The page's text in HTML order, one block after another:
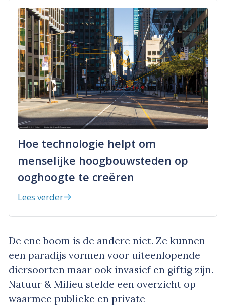
Hoe technologie helpt om
menselijke hoogbouwsteden op
ooghoogte te creëren
Lees verder
De ene boom is de andere niet. Ze kunnen
een paradijs vormen voor uiteenlopende
diersoorten maar ook invasief en giftig zijn.
Natuur & Milieu stelde een overzicht op
waarmee publieke en private